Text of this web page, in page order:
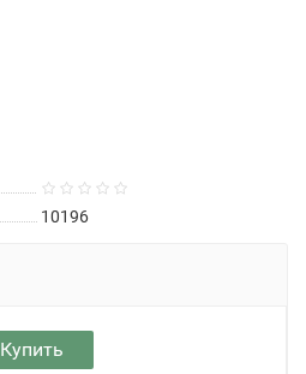
10196
Купить